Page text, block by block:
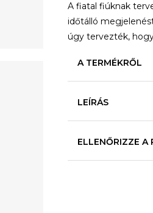
A fiatal fiúknak
időtálló
úgy tervezték,
A TERMÉKRŐL
LEÍRÁS
ELLENŐRIZZE A